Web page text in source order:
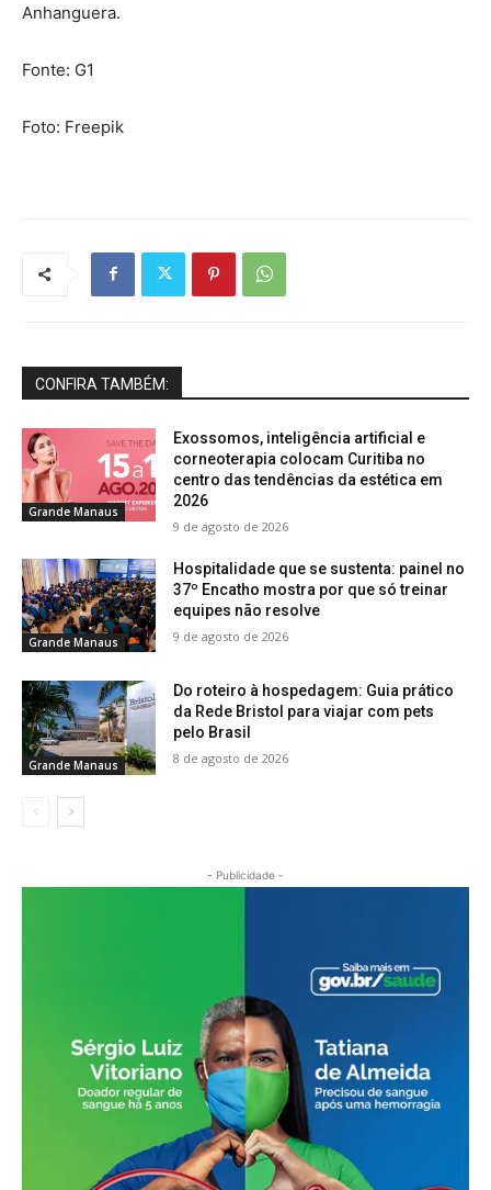
Anhanguera.
Fonte: G1
Foto: Freepik
CONFIRA TAMBÉM:
Grande Manaus
Exossomos, inteligência artificial e
corneoterapia colocam Curitiba no
centro das tendências da estética em
2026
9 de agosto de 2026
Grande Manaus
Hospitalidade que se sustenta: painel no
37º Encatho mostra por que só treinar
equipes não resolve
9 de agosto de 2026
Grande Manaus
Do roteiro à hospedagem: Guia prático
da Rede Bristol para viajar com pets
pelo Brasil
8 de agosto de 2026
- Publicidade -